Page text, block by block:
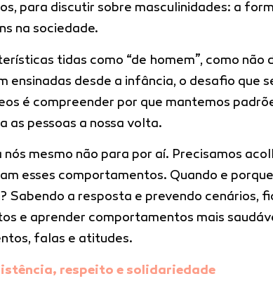
para discutir sobre masculinidades: a
na sociedade.
tidas como “de homem”, como não
ensinadas desde a infância, o desafio que
é compreender por que mantemos
as pessoas a nossa volta.
mesmo não para por aí. Precisamos
esses comportamentos. Quando e
Sabendo a resposta e prevendo cenários,
e aprender comportamentos mais
falas e atitudes.
respeito e solidariedade